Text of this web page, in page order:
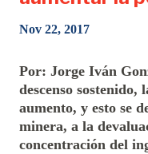
Nov 22, 2017
Por: Jorge Iván
descenso sostenido,
aumento, y esto se
minera, a la
concentración del